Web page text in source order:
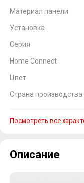
Материал панели
Установка
Серия
Home Connect
Цвет
Страна производства
Посмотреть все
Описание